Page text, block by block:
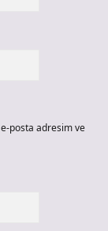
e-posta adresim ve